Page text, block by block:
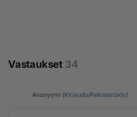
Vastaukset 34
Anonyymi (Kirjaudu/Rekisteröidy)